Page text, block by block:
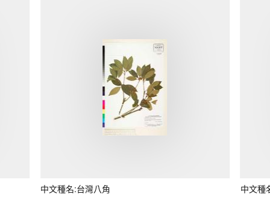
中文種名:台灣八角 中文種